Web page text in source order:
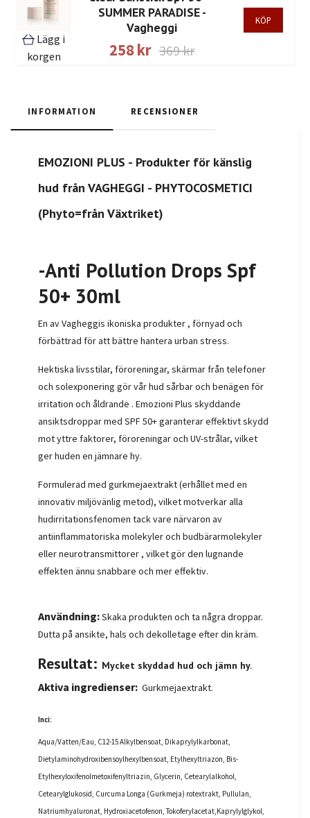
Lägg i
korgen
SUMMER PARADISE -
Vagheggi
258 kr 369 kr
INFORMATION RECENSIONER
EMOZIONI PLUS - Produkter för känslig
hud från VAGHEGGI - PHYTOCOSMETICI
(Phyto=från Växtriket)
-Anti Pollution Drops Spf
50+ 30ml
En av Vagheggis ikoniska produkter , förnyad och
förbättrad för att bättre hantera urban stress.
Hektiska livsstilar, föroreningar, skärmar från telefoner
och solexponering gör vår hud sårbar och benägen för
irritation och åldrande . Emozioni Plus skyddande
ansiktsdroppar med SPF 50+ garanterar effektivt skydd
mot yttre faktorer, föroreningar och UV-strålar, vilket
ger huden en jämnare hy.
Formulerad med gurkmejaextrakt (erhållet med en
innovativ miljövänlig metod), vilket motverkar alla
hudirritationsfenomen tack vare närvaron av
antiinflammatoriska molekyler och budbärarmolekyler
eller neurotransmittorer , vilket gör den lugnande
effekten ännu snabbare och mer effektiv.
Användning:Skaka produkten och ta några droppar.
Dutta på ansikte, hals och dekolletage efter din kräm.
Resultat: Mycket skyddad hud och jämn hy.
Aktiva ingredienser: Gurkmejaextrakt.
Inci:
Aqua/Vatten/Eau, C12-15 Alkylbensoat, Dikaprylylkarbonat,
Dietylaminohydroxibensoylhexylbensoat, Etylhexyltriazon, Bis-
Etylhexyloxifenolmetoxifenyltriazin, Glycerin, Cetearylalkohol,
Cetearylglukosid, Curcuma Longa (Gurkmeja) rotextrakt, Pullulan,
Natriumhyaluronat, Hydroxiacetofenon, Tokoferylacetat,Kaprylylglykol,